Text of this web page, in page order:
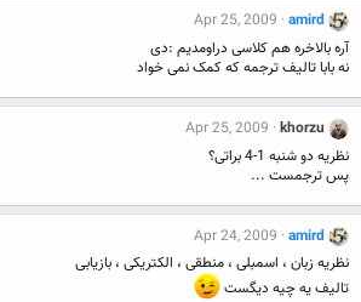
amird
Apr 25, 2009
آره بالاخره هم کلاسی دراومدیم :دی
نه بابا تالیف ترجمه که کمک نمی خواد
khorzu
Apr 25, 2009
نظریه دو شنبه 1-4 براتی؟
پس ترجمست ...
amird
Apr 24, 2009
نظریه زبان ، اسمبلی ، منطقی ، الکتریکی ، بازیابی
تالیف یه چیه دیگست